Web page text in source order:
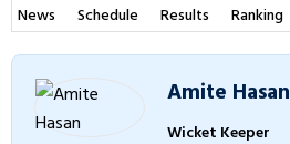
News Schedule Results Ranking
Amite Hasan
Wicket Keeper